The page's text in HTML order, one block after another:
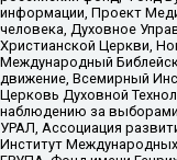
информации, Проект
человека, Духовное
Христианской Церкви,
Международный
движение, Всемирный
Церковь Духовной
наблюдению за
УРАЛ, Ассоциация
Институт